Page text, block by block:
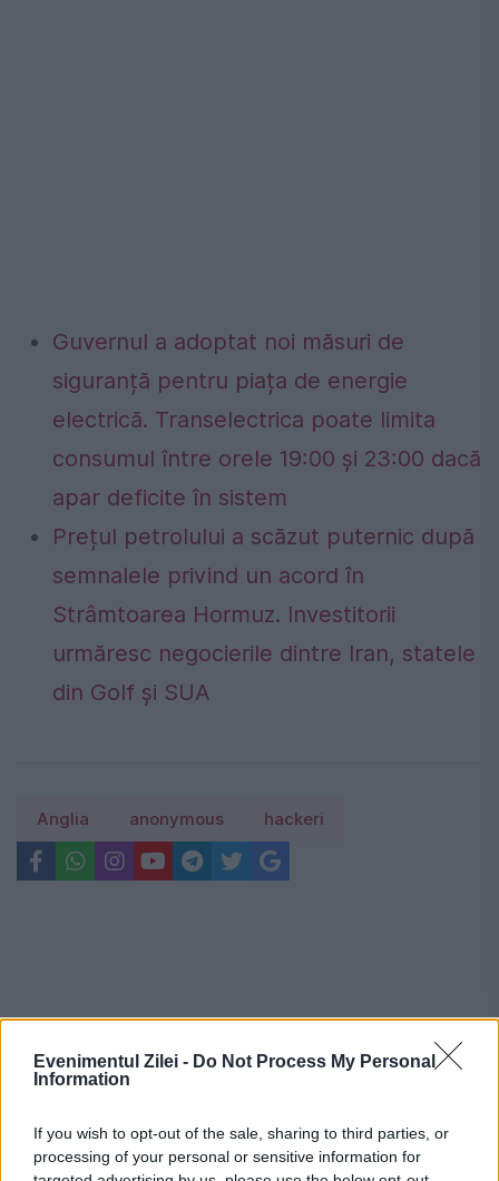
Evenimentul Zilei - Do Not Process My Personal
Information
If you wish to opt-out of the sale, sharing to third parties, or
processing of your personal or sensitive information for
Guvernul a adoptat noi măsuri de
siguranță pentru piața de energie
electrică. Transelectrica poate limita
consumul între orele 19:00 și 23:00 dacă
apar deficite în sistem
Prețul petrolului a scăzut puternic după
semnalele privind un acord în
Strâmtoarea Hormuz. Investitorii
urmăresc negocierile dintre Iran, statele
din Golf și SUA
Anglia anonymous hackeri